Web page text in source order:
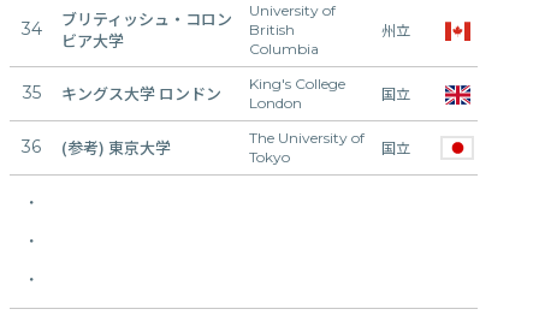
34
ブリティッシュ・コロン
ビア大学
University of
British
Columbia
州立
35 キングス大学 ロンドン
King's College
London
国立
36 (参考) 東京大学
The University of
Tokyo
国立
・
・
・